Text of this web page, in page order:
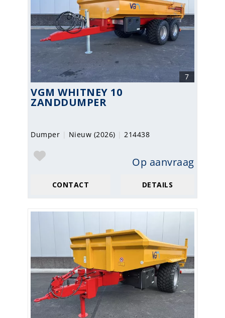
7
VGM WHITNEY 10
ZANDDUMPER
Dumper | Nieuw (2026) |214438
Op aanvraag
DETAILS
CONTACT